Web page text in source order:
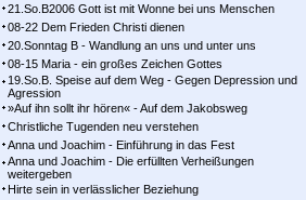
21.So.B2006 Gott ist mit Wonne bei uns Menschen
08-22 Dem Frieden Christi dienen
20.Sonntag B - Wandlung an uns und unter uns
08-15 Maria - ein großes Zeichen Gottes
19.So.B. Speise auf dem Weg - Gegen Depression und
Agression
»Auf ihn sollt ihr hören« - Auf dem Jakobsweg
Christliche Tugenden neu verstehen
Anna und Joachim - Einführung in das Fest
Anna und Joachim - Die erfüllten Verheißungen
weitergeben
Hirte sein in verlässlicher Beziehung